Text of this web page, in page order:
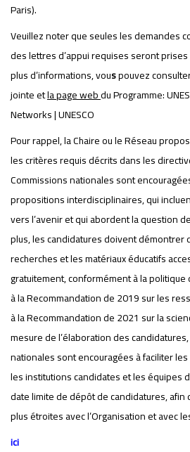
Paris).
Veuillez noter que seules les demandes
des lettres d’appui requises seront
plus d’informations, vouspouvez
jointe etla page webdu Programme:
Networks | UNESCO
Pour rappel, la Chaire ou le Réseau
les critères requis décrits dans les
Commissions nationales sont
propositions interdisciplinaires, qui
vers l’avenir et qui abordent la question
plus, les candidatures doivent
recherches et les matériaux éducatifs
gratuitement, conformément à la politique
à la Recommandation de 2019 sur les
à la Recommandation de 2021 sur la
mesure de l’élaboration des
nationales sont encouragées à faciliter
les institutions candidates et les équipes
date limite de dépôt de candidatures, afin
plus étroites avec l’Organisation et avec
ici